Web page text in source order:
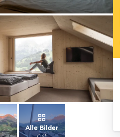
April 2021
Juni 2020
Alle Bilder